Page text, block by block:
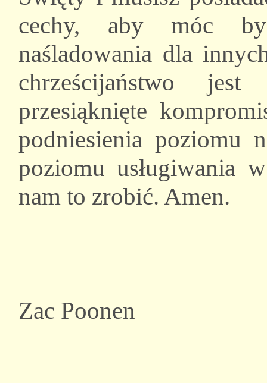
cechy, aby móc
naśladowania dla
chrześcijaństwo jest
przesiąknięte
podniesienia poziomu
poziomu usługiwania
nam to zrobić. Amen.
Zac Poonen